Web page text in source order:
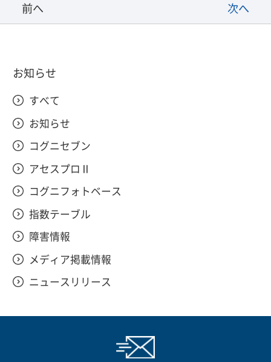
前へ 次へ
お知らせ
すべて
お知らせ
コグニセブン
アセスプロⅡ
コグニフォトベース
指数テーブル
障害情報
メディア掲載情報
ニュースリリース